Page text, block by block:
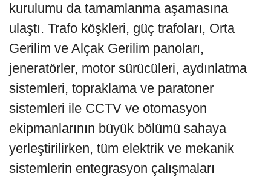
kurulumu da tamamlanma aşamasına
ulaştı. Trafo köşkleri, güç trafoları, Orta
Gerilim ve Alçak Gerilim panoları,
jeneratörler, motor sürücüleri, aydınlatma
sistemleri, topraklama ve paratoner
sistemleri ile CCTV ve otomasyon
ekipmanlarının büyük bölümü sahaya
yerleştirilirken, tüm elektrik ve mekanik
sistemlerin entegrasyon çalışmaları